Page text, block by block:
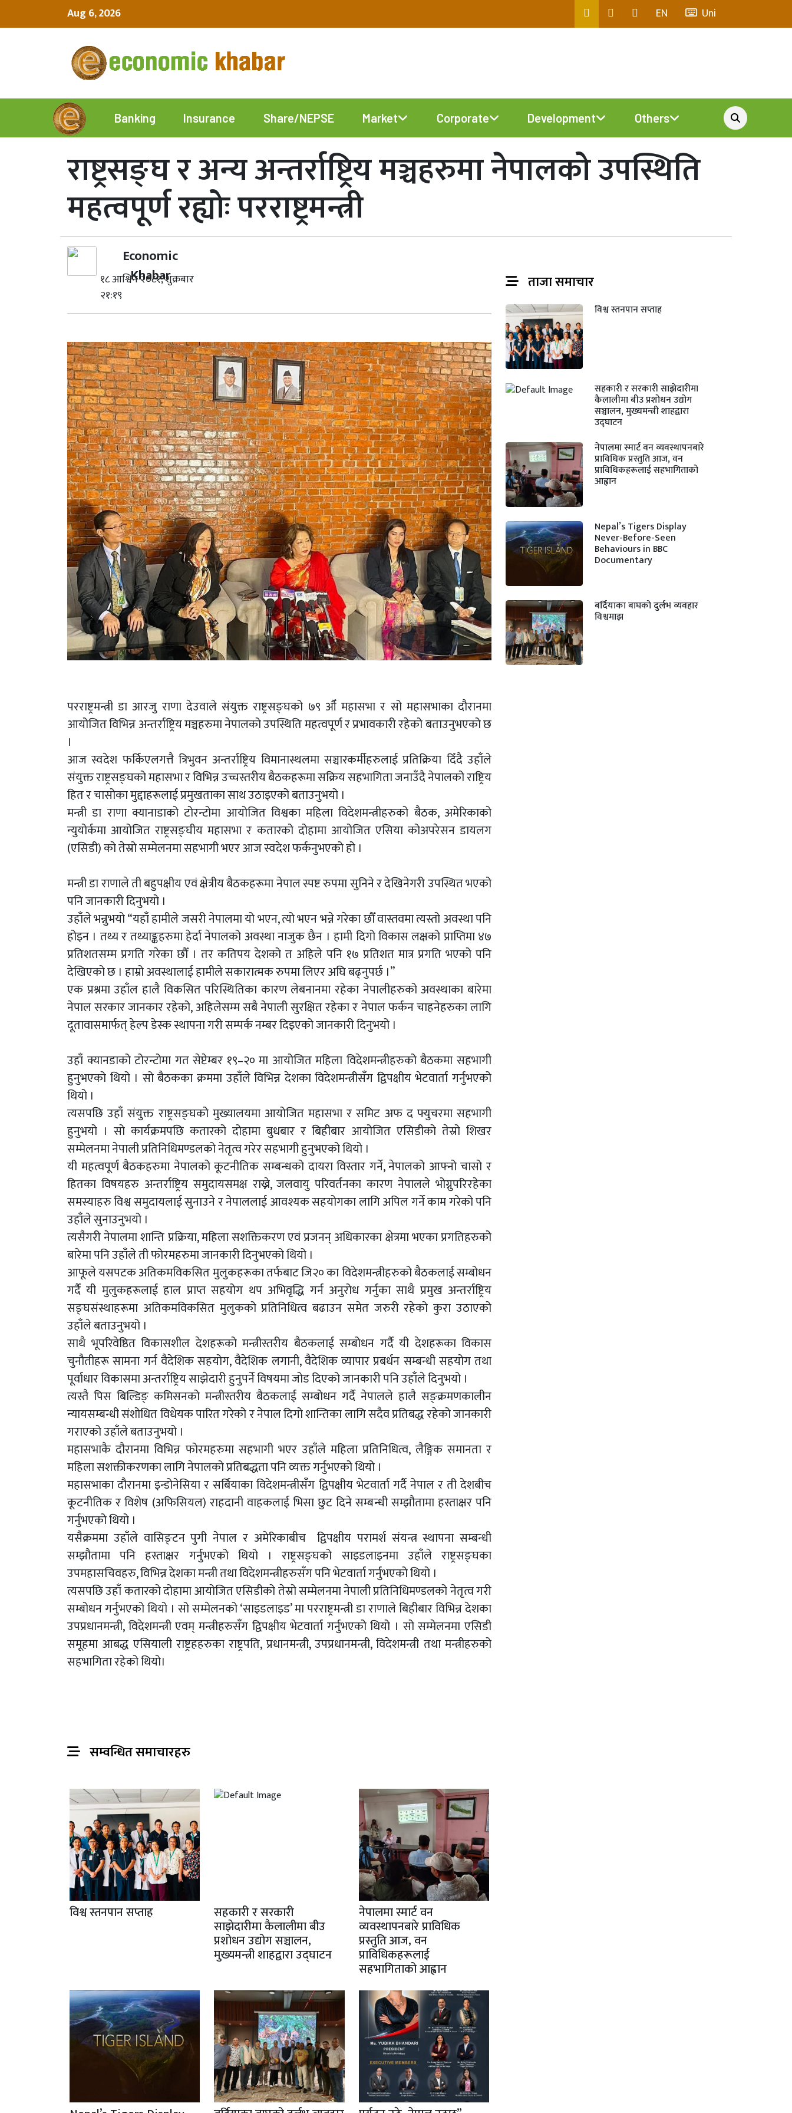
Aug 6, 2026 EN Uni
Banking Insurance Share/NEPSE Market Corporate Development Others
राष्ट्रसङ्घ र अन्य अन्तर्राष्ट्रिय मञ्चहरुमा नेपालको उपस्थिति
महत्वपूर्ण रह्योः परराष्ट्रमन्त्री
Economic
Khabar
१८ आश्विन २०८१, शुक्रबार
२१:१९
परराष्ट्रमन्त्री डा आरजु राणा देउवाले संयुक्त राष्ट्रसङ्घको ७९ औँ महासभा र सो महासभाका दौरानमा
आयोजित विभिन्न अन्तर्राष्ट्रिय मञ्चहरुमा नेपालको उपस्थिति महत्वपूर्ण र प्रभावकारी रहेको बताउनुभएको छ
।
आज स्वदेश फर्किएलगत्तै त्रिभुवन अन्तर्राष्ट्रिय विमानास्थलमा सञ्चारकर्मीहरुलाई प्रतिक्रिया दिँदै उहाँले
संयुक्त राष्ट्रसङ्घको महासभा र विभिन्न उच्चस्तरीय बैठकहरूमा सक्रिय सहभागिता जनाउँदै नेपालको राष्ट्रिय
हित र चासोका मुद्दाहरूलाई प्रमुखताका साथ उठाइएको बताउनुभयो ।
मन्त्री डा राणा क्यानाडाको टोरन्टोमा आयोजित विश्वका महिला विदेशमन्त्रीहरुको बैठक, अमेरिकाको
न्युयोर्कमा आयोजित राष्ट्रसङ्घीय महासभा र कतारको दोहामा आयोजित एसिया कोअपरेसन डायलग
(एसिडी) को तेस्रो सम्मेलनमा सहभागी भएर आज स्वदेश फर्कनुभएको हो ।
मन्त्री डा राणाले ती बहुपक्षीय एवं क्षेत्रीय बैठकहरूमा नेपाल स्पष्ट रुपमा सुनिने र देखिनेगरी उपस्थित भएको
पनि जानकारी दिनुभयो ।
उहाँले भन्नुभयो “यहाँ हामीले जसरी नेपालमा यो भएन, त्यो भएन भन्ने गरेका छौँ वास्तवमा त्यस्तो अवस्था पनि
होइन । तथ्य र तथ्याङ्कहरुमा हेर्दा नेपालको अवस्था नाजुक छैन । हामी दिगो विकास लक्षको प्राप्तिमा ४७
प्रतिशतसम्म प्रगति गरेका छौँ । तर कतिपय देशको त अहिले पनि १७ प्रतिशत मात्र प्रगति भएको पनि
देखिएको छ । हाम्रो अवस्थालाई हामीले सकारात्मक रुपमा लिएर अघि बढ्नुपर्छ ।”
एक प्रश्नमा उहाँल हालै विकसित परिस्थितिका कारण लेबनानमा रहेका नेपालीहरुको अवस्थाका बारेमा
नेपाल सरकार जानकार रहेको, अहिलेसम्म सबै नेपाली सुरक्षित रहेका र नेपाल फर्कन चाहनेहरुका लागि
दूतावासमार्फत् हेल्प डेस्क स्थापना गरी सम्पर्क नम्बर दिइएको जानकारी दिनुभयो ।
उहाँ क्यानडाको टोरन्टोमा गत सेप्टेम्बर १९–२० मा आयोजित महिला विदेशमन्त्रीहरुको बैठकमा सहभागी
हुनुभएको थियो । सो बैठकका क्रममा उहाँले विभिन्न देशका विदेशमन्त्रीसँग द्विपक्षीय भेटवार्ता गर्नुभएको
थियो ।
त्यसपछि उहाँ संयुक्त राष्ट्रसङ्घको मुख्यालयमा आयोजित महासभा र समिट अफ द फ्युचरमा सहभागी
हुनुभयो । सो कार्यक्रमपछि कतारको दोहामा बुधबार र बिहीबार आयोजित एसिडीको तेस्रो शिखर
सम्मेलनमा नेपाली प्रतिनिधिमण्डलको नेतृत्व गरेर सहभागी हुनुभएको थियो ।
यी महत्वपूर्ण बैठकहरुमा नेपालको कूटनीतिक सम्बन्धको दायरा विस्तार गर्ने, नेपालको आफ्नो चासो र
हितका विषयहरु अन्तर्राष्ट्रिय समुदायसमक्ष राख्ने, जलवायु परिवर्तनका कारण नेपालले भोग्नुपरिरहेका
समस्याहरु विश्व समुदायलाई सुनाउने र नेपाललाई आवश्यक सहयोगका लागि अपिल गर्ने काम गरेको पनि
उहाँले सुनाउनुभयो ।
त्यसैगरी नेपालमा शान्ति प्रक्रिया, महिला सशक्तिकरण एवं प्रजनन् अधिकारका क्षेत्रमा भएका प्रगतिहरुको
बारेमा पनि उहाँले ती फोरमहरुमा जानकारी दिनुभएको थियो ।
आफूले यसपटक अतिकमविकसित मुलुकहरूका तर्फबाट जि२० का विदेशमन्त्रीहरुको बैठकलाई सम्बोधन
गर्दै यी मुलुकहरूलाई हाल प्राप्त सहयोग थप अभिवृद्धि गर्न अनुरोध गर्नुका साथै प्रमुख अन्तर्राष्ट्रिय
सङ्घसंस्थाहरूमा अतिकमविकसित मुलुकको प्रतिनिधित्व बढाउन समेत जरुरी रहेको कुरा उठाएको
उहाँले बताउनुभयो ।
साथै भूपरिवेष्ठित विकासशील देशहरूको मन्त्रीस्तरीय बैठकलाई सम्बोधन गर्दै यी देशहरूका विकास
चुनौतीहरू सामना गर्न वैदेशिक सहयोग, वैदेशिक लगानी, वैदेशिक व्यापार प्रबर्धन सम्बन्धी सहयोग तथा
पूर्वाधार विकासमा अन्तर्राष्ट्रिय साझेदारी हुनुपर्ने विषयमा जोड दिएको जानकारी पनि उहाँले दिनुभयो ।
त्यस्तै पिस बिल्डिङ् कमिसनको मन्त्रीस्तरीय बैठकलाई सम्बोधन गर्दै नेपालले हालै सङ्क्रमणकालीन
न्यायसम्बन्धी संशोधित विधेयक पारित गरेको र नेपाल दिगो शान्तिका लागि सदैव प्रतिबद्ध रहेको जानकारी
गराएको उहाँले बताउनुभयो ।
महासभाकै दौरानमा विभिन्न फोरमहरुमा सहभागी भएर उहाँले महिला प्रतिनिधित्व, लैङ्गिक समानता र
महिला सशक्तीकरणका लागि नेपालको प्रतिबद्धता पनि व्यक्त गर्नुभएको थियो ।
महासभाका दौरानमा इन्डोनेसिया र सर्बियाका विदेशमन्त्रीसँग द्विपक्षीय भेटवार्ता गर्दै नेपाल र ती देशबीच
कूटनीतिक र विशेष (अफिसियल) राहदानी वाहकलाई भिसा छुट दिने सम्बन्धी सम्झौतामा हस्ताक्षर पनि
गर्नुभएको थियो ।
यसैक्रममा उहाँले वासिङ्टन पुगी नेपाल र अमेरिकाबीच द्विपक्षीय परामर्श संयन्त्र स्थापना सम्बन्धी
सम्झौतामा पनि हस्ताक्षर गर्नुभएको थियो । राष्ट्रसङ्घको साइडलाइनमा उहाँले राष्ट्रसङ्घका
उपमहासचिवहरु, विभिन्न देशका मन्त्री तथा विदेशमन्त्रीहरुसँग पनि भेटवार्ता गर्नुभएको थियो ।
त्यसपछि उहाँ कतारको दोहामा आयोजित एसिडीको तेस्रो सम्मेलनमा नेपाली प्रतिनिधिमण्डलको नेतृत्व गरी
सम्बोधन गर्नुभएको थियो । सो सम्मेलनको ‘साइडलाइड’ मा परराष्ट्रमन्त्री डा राणाले बिहीबार विभिन्न देशका
उपप्रधानमन्त्री, विदेशमन्त्री एवम् मन्त्रीहरुसँग द्विपक्षीय भेटवार्ता गर्नुभएको थियो । सो सम्मेलनमा एसिडी
समूहमा आबद्ध एसियाली राष्ट्रहहरुका राष्ट्रपति, प्रधानमन्त्री, उपप्रधानमन्त्री, विदेशमन्त्री तथा मन्त्रीहरुको
सहभागिता रहेको थियो।
सम्वन्धित समाचारहरु
विश्व स्तनपान सप्ताह सहकारी र सरकारी
साझेदारीमा कैलालीमा बीउ
प्रशोधन उद्योग सञ्चालन,
मुख्यमन्त्री शाहद्वारा उद्घाटन
नेपालमा स्मार्ट वन
व्यवस्थापनबारे प्राविधिक
प्रस्तुति आज, वन
प्राविधिकहरूलाई
सहभागिताको आह्वान
ताजा समाचार
विश्व स्तनपान सप्ताह
सहकारी र सरकारी साझेदारीमा
कैलालीमा बीउ प्रशोधन उद्योग
सञ्चालन, मुख्यमन्त्री शाहद्वारा
उद्घाटन
नेपालमा स्मार्ट वन व्यवस्थापनबारे
प्राविधिक प्रस्तुति आज, वन
प्राविधिकहरूलाई सहभागिताको
आह्वान
Nepal’s Tigers Display
Never-Before-Seen
Behaviours in BBC
Documentary
बर्दियाका बाघको दुर्लभ व्यवहार
विश्वमाझ